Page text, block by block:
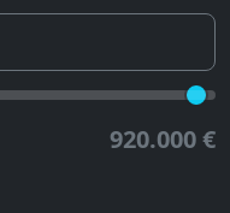
920.000 €